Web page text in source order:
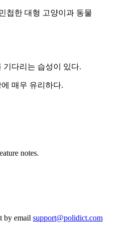
첩한 대형 고양이과 동물
기다리는 습성이 있다.
매우 유리하다.
notes.
by email support@polidict.com